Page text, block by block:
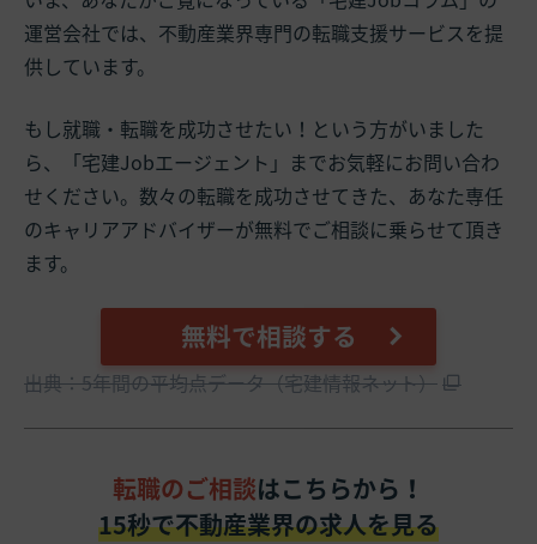
運営会社では、不動産業界専門の転職支援サービスを提
供しています。
もし就職・転職を成功させたい！という方がいました
ら、「宅建Jobエージェント」までお気軽にお問い合わ
せください。数々の転職を成功させてきた、あなた専任
のキャリアアドバイザーが無料でご相談に乗らせて頂き
ます。
無料で相談する
出典：5年間の平均点データ（宅建情報ネット）
転職のご相談はこちらから！
15秒で不動産業界の求人を見る